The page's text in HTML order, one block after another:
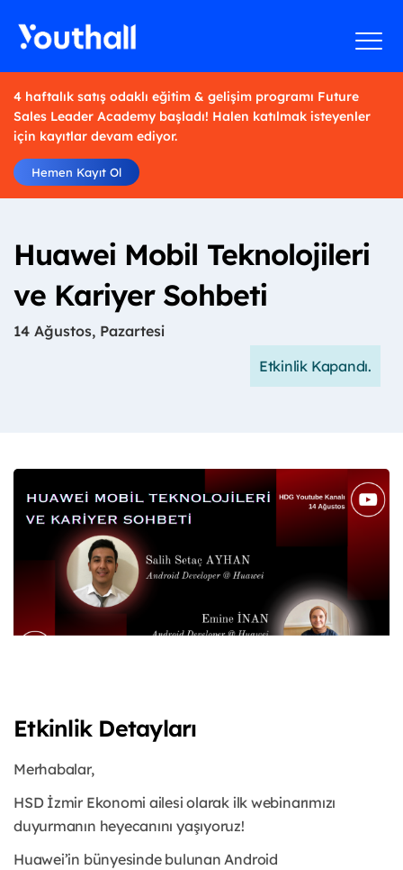
4 haftalık satış odaklı eğitim & gelişim programı Future
Sales Leader Academy başladı! Halen katılmak isteyenler
için kayıtlar devam ediyor.
Hemen Kayıt Ol
Huawei Mobil Teknolojileri
ve Kariyer Sohbeti
14 Ağustos, Pazartesi
Etkinlik Kapandı.
Etkinlik Detayları
Merhabalar,
HSD İzmir Ekonomi ailesi olarak ilk webinarımızı
duyurmanın heyecanını yaşıyoruz!
Huawei’in bünyesinde bulunan Android